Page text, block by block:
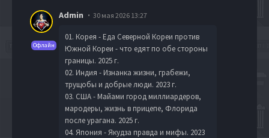
Офлайн
Admin 30 мая 2026 13:27
01. Корея - Еда Северной Кореи против
Южной Кореи - что едят по обе стороны
границы. 2025 г.
02. Индия - Изнанка жизни, грабежи,
трущобы и добрые люди. 2023 г.
03. США - Майами город миллиардеров,
мародеры, жизнь в прицепе, Флорида
после урагана. 2025 г.
04. Япония - Якудза правда и мифы. 2023